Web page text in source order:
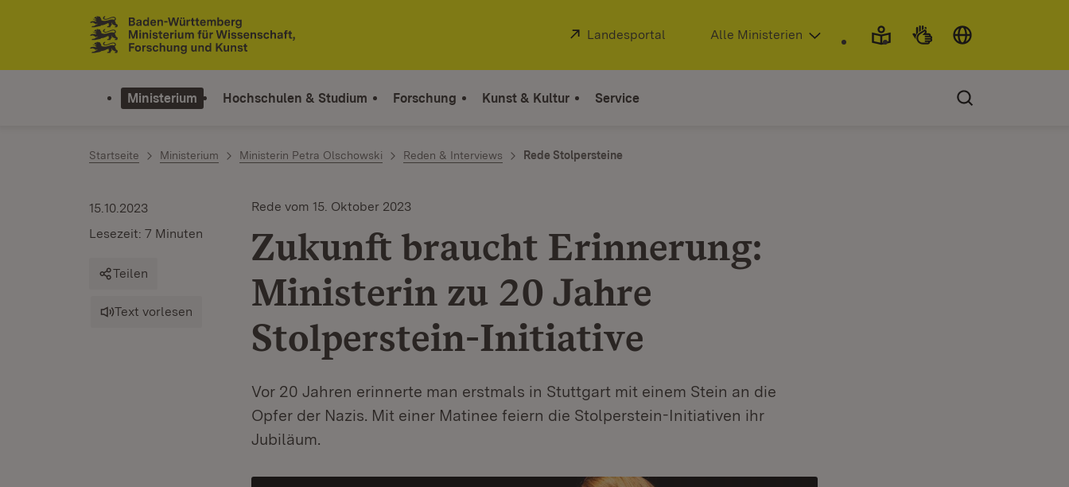
Zum Inhalt springen
Link zur Startseite
Extern:
Landesportal (Öffnet in neuem Fenster)
Alle Ministerien
Ministerium Hochschulen & Studium Forschung Kunst & Kultur Service
Startseite Ministerium Ministerin Petra Olschowski Reden & Interviews Rede Stolpersteine
Rede vom 15. Oktober 2023
Zukunft braucht Erinnerung:
Ministerin zu 20 Jahre
Stolperstein-Initiative
Vor 20 Jahren erinnerte man erstmals in Stuttgart mit einem Stein an die
Opfer der Nazis. Mit einer Matinee feiern die Stolperstein-Initiativen ihr
Jubiläum.
15.10.2023
Lesezeit: 7 Minuten
Teilen
Text vorlesen